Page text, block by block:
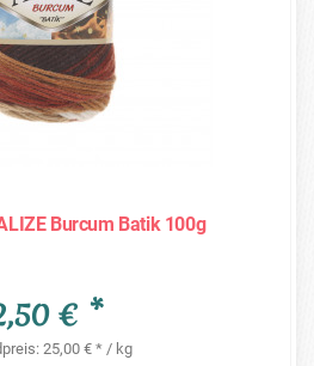
Burcum Batik 100g
€ *
25,00 € * / kg